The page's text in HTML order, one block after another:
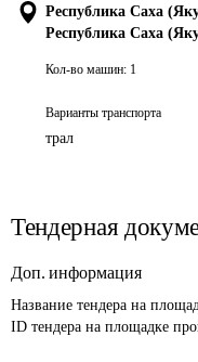
Республика Саха
Республика Саха
Кол-во машин: 1
Варианты транспорта
трал
Тендерная
Доп. информация
Название тендера на
ID тендера на площадке